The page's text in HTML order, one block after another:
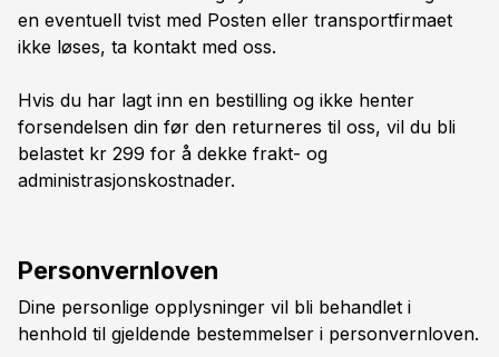
en eventuell tvist med Posten eller transportfirmaet
ikke løses, ta kontakt med oss.
Hvis du har lagt inn en bestilling og ikke henter
forsendelsen din før den returneres til oss, vil du bli
belastet kr 299 for å dekke frakt- og
administrasjonskostnader.
Personvernloven
Dine personlige opplysninger vil bli behandlet i
henhold til gjeldende bestemmelser i personvernloven.